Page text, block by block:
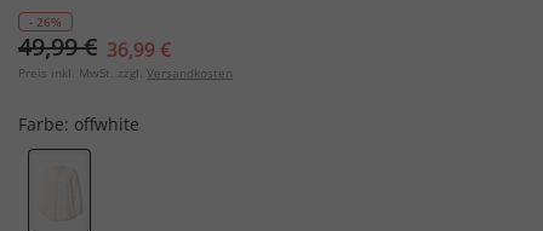
- 26%
49,99 € 36,99 €
Preis inkl. MwSt. zzgl. Versandkosten
Farbe: offwhite